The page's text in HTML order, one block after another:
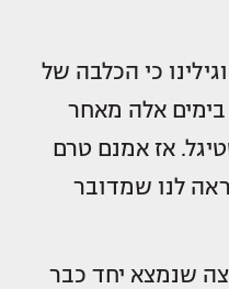
כי הכלבה של
אלה מאחר
אז אמנם טרם
לנו שמדובר
שנמצא יחד כבר